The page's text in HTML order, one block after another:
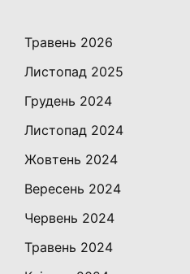
Травень 2026
Листопад 2025
Грудень 2024
Листопад 2024
Жовтень 2024
Вересень 2024
Червень 2024
Травень 2024